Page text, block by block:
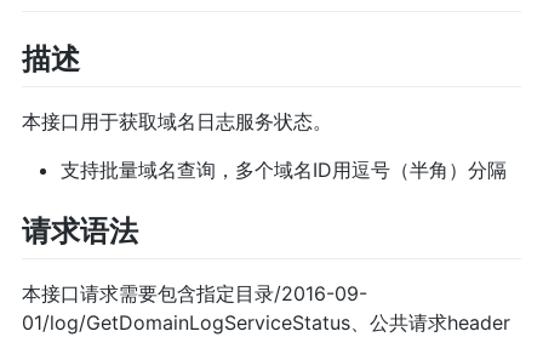
描述
本接口用于获取域名日志服务状态。
支持批量域名查询，多个域名ID用逗号（半角）分隔
请求语法
本接口请求需要包含指定目录/2016-09-
01/log/GetDomainLogServiceStatus、公共请求header